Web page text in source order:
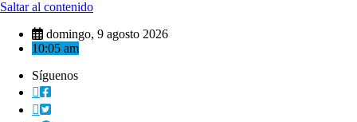
Saltar al contenido
domingo, 9 agosto 2026
10:05 am
Síguenos